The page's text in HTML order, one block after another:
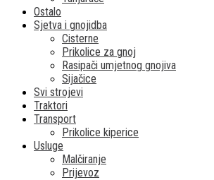
Ostalo
Sjetva i gnojidba
Cisterne
Prikolice za gnoj
Rasipači umjetnog gnojiva
Sijačice
Svi strojevi
Traktori
Transport
Prikolice kiperice
Usluge
Malčiranje
Prijevoz